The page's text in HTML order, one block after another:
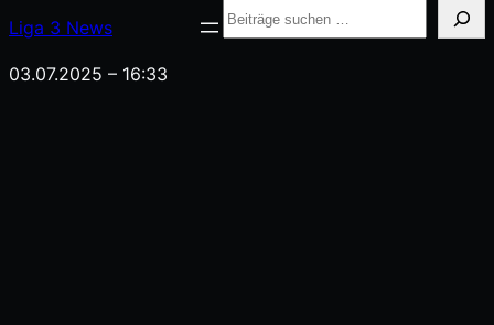
Liga 3 News
Suche
03.07.2025 – 16:33